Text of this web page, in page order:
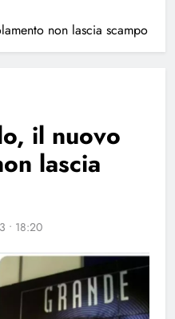
non lascia scampo
il nuovo
lascia
• 18:20